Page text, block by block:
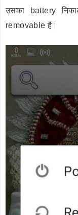
उसका battery
removable है।